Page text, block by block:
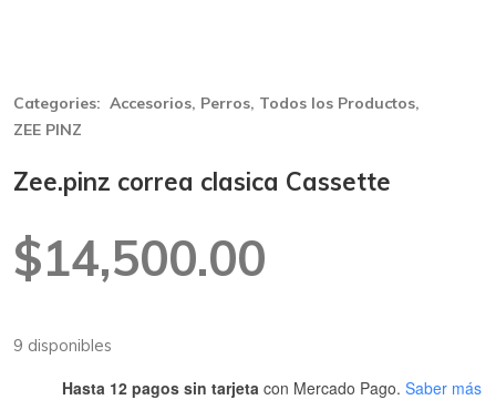
Categories: Accesorios, Perros, Todos los Productos,
ZEE PINZ
Zee.pinz correa clasica Cassette
$14,500.00
9 disponibles
Hasta 12 pagos sin tarjeta con Mercado Pago. Saber más